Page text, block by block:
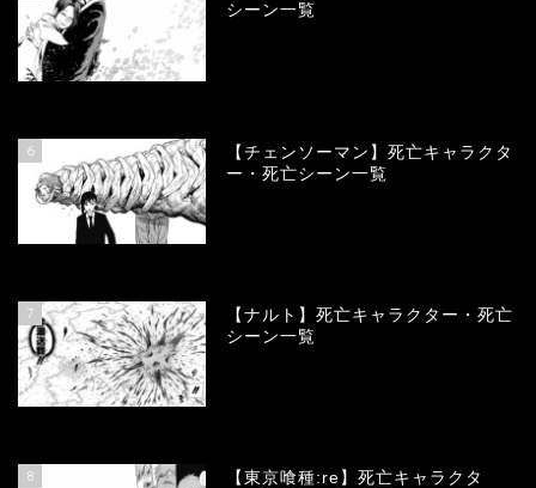
シーン一覧
6
【チェンソーマン】死亡キャラクタ
ー・死亡シーン一覧
7
【ナルト】死亡キャラクター・死亡
シーン一覧
8
【東京喰種:re】死亡キャラクタ